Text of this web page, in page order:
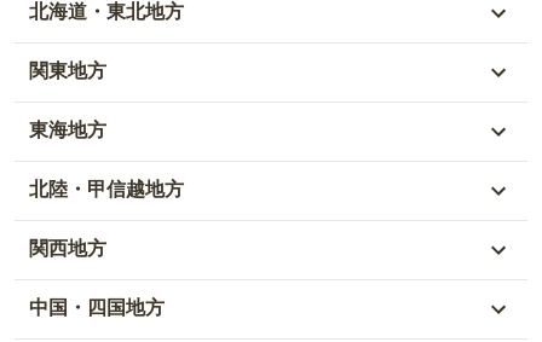
北海道・東北地方
北海道
青森県
秋田県
山形県
関東地方
東京都
神奈川県
埼玉県
東海地方
愛知県
岐阜県
静岡県
北陸・甲信越地方
富山県
石川県
関西地方
大阪府
中国・四国地方